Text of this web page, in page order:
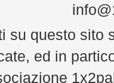
su questo sito
ed in